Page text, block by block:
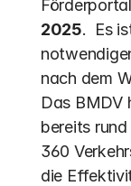
2025.  Es
nach dem
Das BMDV
bereits
360
die